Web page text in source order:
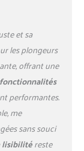
est
activité
Pulse
dans
s'agit pas
). Les
ont
et sa
les plongeurs
offrant une
fonctionnalités
performantes.
me
sans souci
lisibilitéreste